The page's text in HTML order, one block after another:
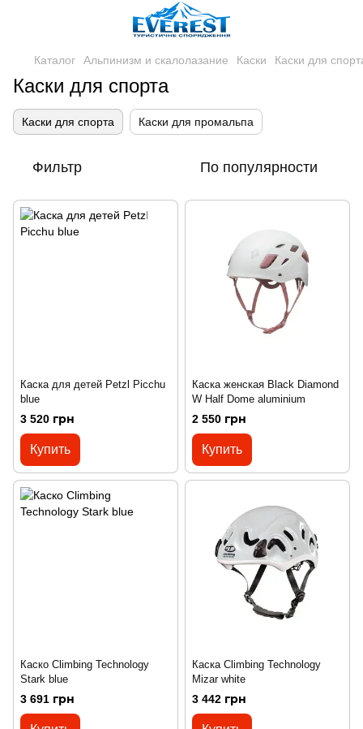
Каталог Альпинизм и скалолазание Каски Каски для
Каски для спорта
Каски для спорта Каски для промальпа
Фильтр По популярности
Каска для детей Petzl Picchu
blue
3 520 грн
Купить
Каска женская Black Diamond
W Half Dome aluminium
2 550 грн
Купить
Каско Climbing Technology
Stark blue
3 691 грн
Каска Climbing Technology
Mizar white
3 442 грн